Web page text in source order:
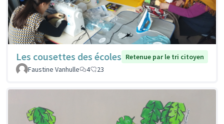
Les cousettes des écoles Retenue par le tri citoyen
Faustine Vanhulle
4 23